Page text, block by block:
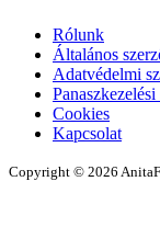
Rólunk
Általános
Adatvédelmi
Cookies
Kapcsolat
Copyright © 2026